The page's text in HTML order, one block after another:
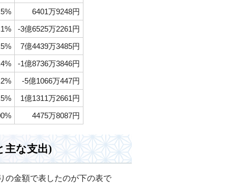
6401万9248円
-3億6525万2261円
7億4439万3485円
-1億8736万3846円
-5億1066万447円
1億1311万2661円
4475万8087円
主な支出)
の金額で表したのが下の表で